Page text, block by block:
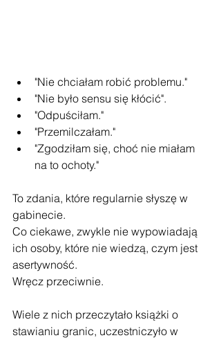
"Nie chciałam robić problemu."
"Nie było sensu się kłócić".
"Odpuściłam."
"Przemilczałam."
"Zgodziłam się, choć nie miałam
na to ochoty."
To zdania, które regularnie słyszę w
gabinecie.
Co ciekawe, zwykle nie wypowiadają
ich osoby, które nie wiedzą, czym jest
asertywność.
Wręcz przeciwnie.
Wiele z nich przeczytało książki o
stawianiu granic, uczestniczyło w